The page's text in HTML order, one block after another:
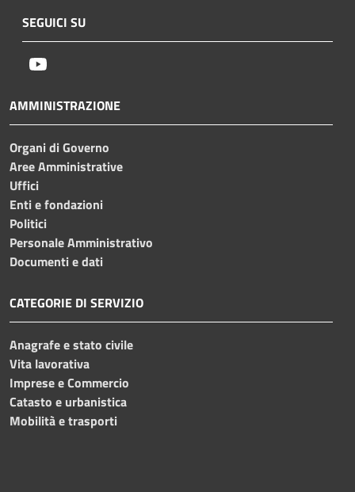
SEGUICI SU
AMMINISTRAZIONE
Organi di Governo
Aree Amministrative
Uffici
Enti e fondazioni
Politici
Personale Amministrativo
Documenti e dati
CATEGORIE DI SERVIZIO
Anagrafe e stato civile
Vita lavorativa
Imprese e Commercio
Catasto e urbanistica
Mobilità e trasporti